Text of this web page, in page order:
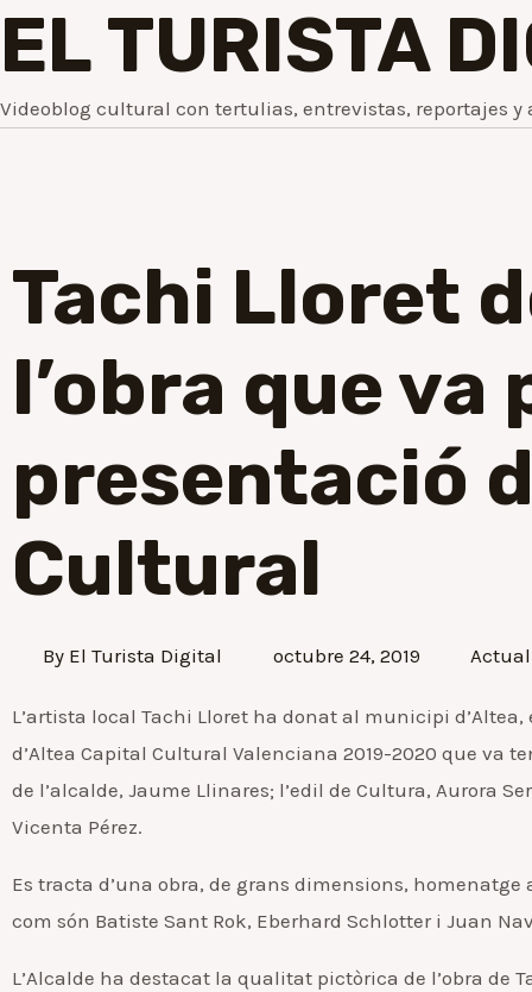
EL TURISTA
Videoblog cultural con tertulias, entrevistas, reportajes y
Tachi Lloret
l’obra que
presentació
Cultural
By El Turista Digital octubre 24, 2019
L’artista local Tachi Lloret ha donat al municipi
d’Altea Capital Cultural Valenciana 2019-2020 que va
de l’alcalde, Jaume Llinares; l’edil de Cultura, Aurora
Vicenta Pérez.
Es tracta d’una obra, de grans dimensions,
com són Batiste Sant Rok, Eberhard Schlotter i Juan
L’Alcalde ha destacat la qualitat pictòrica de l’obra